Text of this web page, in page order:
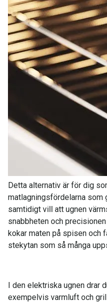
Detta alternativ är för dig
matlagningsfördelarna som
samtidigt vill att ugnen
snabbheten och
kokar maten på spisen och
stekytan som så många
I den elektriska ugnen drar
exempelvis varmluft och